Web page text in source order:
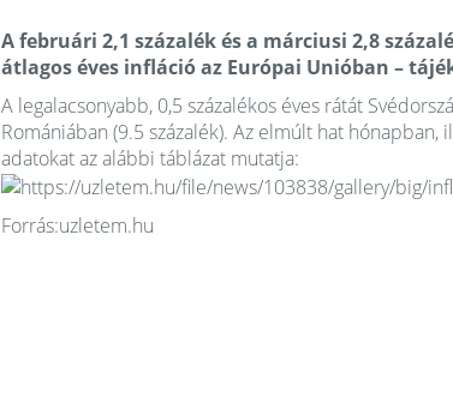
A februári 2,1 százalék és a márciusi 2,8
átlagos éves infláció az Európai Unióban –
A legalacsonyabb, 0,5 százalékos éves rátát
Romániában (9.5 százalék). Az elmúlt hat
adatokat az alábbi táblázat mutatja:
Forrás:uzletem.hu